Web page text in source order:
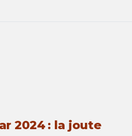
2024 : la joute